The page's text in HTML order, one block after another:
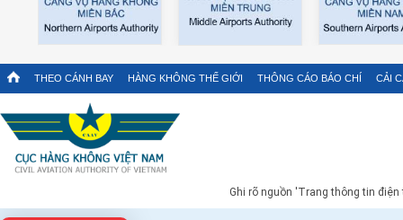
THEO CÁNH BAY HÀNG KHÔNG THẾ GIỚI THÔNG CÁO BÁO CHÍ CẢI
Ghi rõ nguồn 'Trang thông tin